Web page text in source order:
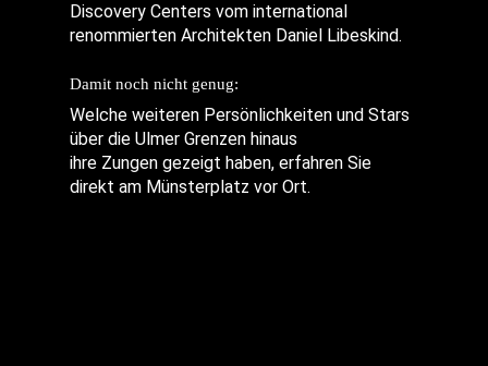
Discovery Centers vom international
renommierten Architekten Daniel Libeskind.
Damit noch nicht genug:
Welche weiteren Persönlichkeiten und Stars
über die Ulmer Grenzen hinaus
ihre Zungen gezeigt haben, erfahren Sie
direkt am Münsterplatz vor Ort.